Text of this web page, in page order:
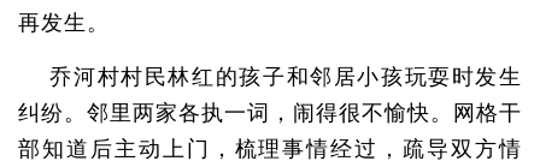
再发生。
乔河村村民林红的孩子和邻居小孩玩耍时发生
纠纷。邻里两家各执一词，闹得很不愉快。网格干
部知道后主动上门，梳理事情经过，疏导双方情